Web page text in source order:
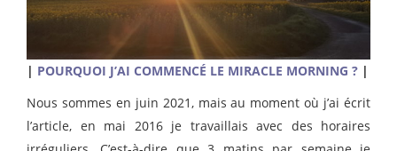
| POURQUOI J’AI COMMENCÉ LE MIRACLE MORNING ? |
Nous sommes en juin 2021, mais au moment où j’ai écrit
l’article, en mai 2016 je travaillais avec des horaires